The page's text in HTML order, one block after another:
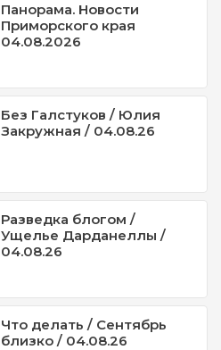
Панорама. Новости
Приморского края
04.08.2026
Без Галстуков / Юлия
Закружная / 04.08.26
Разведка блогом /
Ущелье Дарданеллы /
04.08.26
Что делать / Сентябрь
близко / 04.08.26